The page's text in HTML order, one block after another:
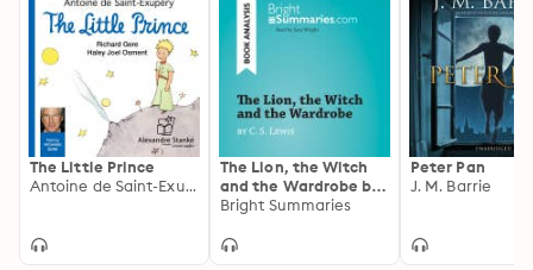
The Little Prince
Antoine de Saint-Exupéry
The Lion, the Witch
and the Wardrobe by
C. S. Lewis (Book
Summary, Analysis
Bright Summaries
Peter Pan
J. M. Barrie